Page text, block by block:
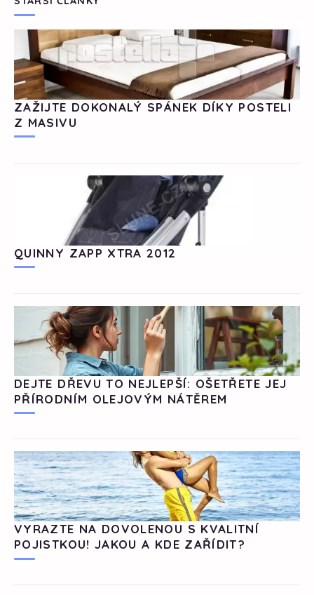
ZAŽIJTE DOKONALÝ SPÁNEK DÍKY POSTELI
Z MASIVU
QUINNY ZAPP XTRA 2012
DEJTE DŘEVU TO NEJLEPŠÍ: OŠETŘETE JEJ
PŘÍRODNÍM OLEJOVÝM NÁTĚREM
VYRAZTE NA DOVOLENOU S KVALITNÍ
POJISTKOU! JAKOU A KDE ZAŘÍDIT?